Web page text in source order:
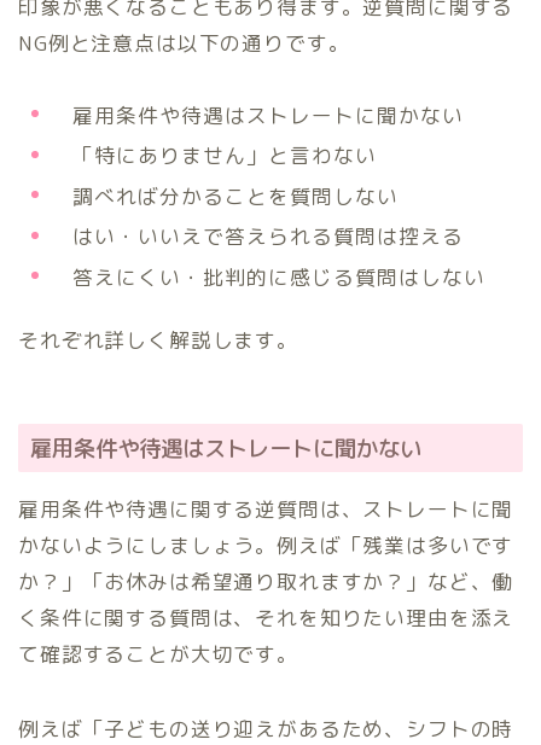
印象が悪くなることもあり得ます。逆質問に関する
NG例と注意点は以下の通りです。
雇用条件や待遇はストレートに聞かない
「特にありません」と言わない
調べれば分かることを質問しない
はい・いいえで答えられる質問は控える
答えにくい・批判的に感じる質問はしない
それぞれ詳しく解説します。
雇用条件や待遇はストレートに聞かない
雇用条件や待遇に関する逆質問は、ストレートに聞
かないようにしましょう。例えば「残業は多いです
か？」「お休みは希望通り取れますか？」など、働
く条件に関する質問は、それを知りたい理由を添え
て確認することが大切です。
例えば「子どもの送り迎えがあるため、シフトの時